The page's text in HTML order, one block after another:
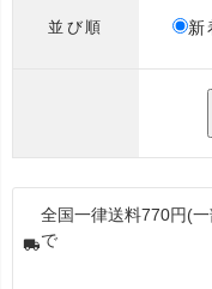
並び順 新
全国一律送料770円(
で